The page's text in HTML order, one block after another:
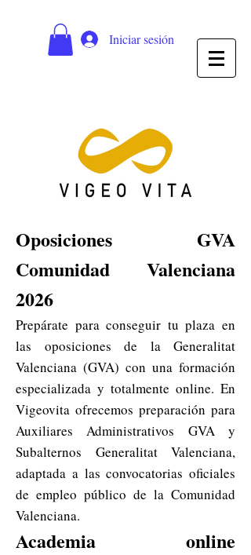
Iniciar sesión
Oposiciones GVA
Comunidad Valenciana
2026
Prepárate para conseguir tu plaza en
las oposiciones de la Generalitat
Valenciana (GVA) con una formación
especializada y totalmente online. En
Vigeovita ofrecemos preparación para
Auxiliares Administrativos GVA y
Subalternos Generalitat Valenciana,
adaptada a las convocatorias oficiales
de empleo público de la Comunidad
Valenciana.
Academia online